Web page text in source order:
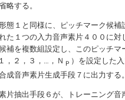
略する。
態１と同様に、ピッチマーク候補
た１つの入力音声素片４００に対
補を複数組設定し、このピッチマ
，２，３，…，Ｎ Ｐ ）を設定した
成音声素片生成手段７に出力する。
片抽出手段６が、トレーニング音